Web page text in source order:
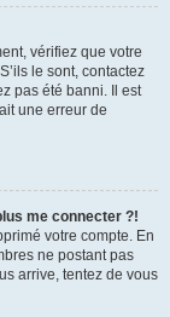
vérifiez que votre
le sont, contactez
pas été banni. Il est
une erreur de
me connecter ?!
votre compte. En
ne postant pas
arrive, tentez de vous